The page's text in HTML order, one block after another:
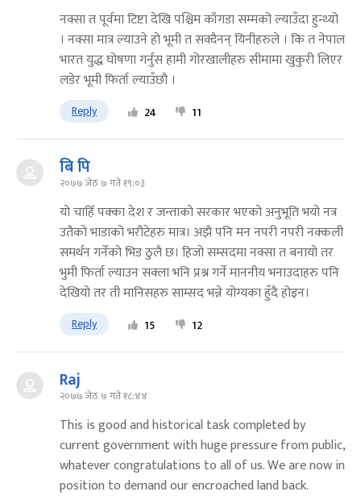
नक्सा त पूर्वमा टिष्टा देखि पश्चिम काँगडा सम्मको ल्याउँदा हुन्थ्यो
। नक्सा मात्र ल्याउने हो भूमी त सक्दैनन् यिनीहरुले । कि त नेपाल
भारत युद्ध घोषणा गर्नुस हामी गोरखालीहरु सीमामा खुकुरी लिएर
लडेर भूमी फिर्ता ल्याउँछौ ।
Reply 24 11
बि पि
२०७७ जेठ ७ गते १९:०३
यो चाहिँ पक्का देश र जन्ताको सरकार भएको अनुभूति भयो नत्र
उतैको भाडाको भरौटेहरु मात्र। अझै पनि मन नपरी नपरी नक्कली
समर्थन गर्नेको भिड ठुलै छ। हिजो सम्सदमा नक्सा त बनायो तर
भुमी फिर्ता ल्याउन सक्ला भनि प्रश्न गर्ने माननीय भनाउदाहरु पनि
देखियो तर ती मानिसहरु साम्सद भन्ने योग्यका हुँदै होइन।
Reply 15 12
Raj
२०७७ जेठ ७ गते १८:४४
This is good and historical task completed by
current government with huge pressure from public,
whatever congratulations to all of us. We are now in
position to demand our encroached land back.